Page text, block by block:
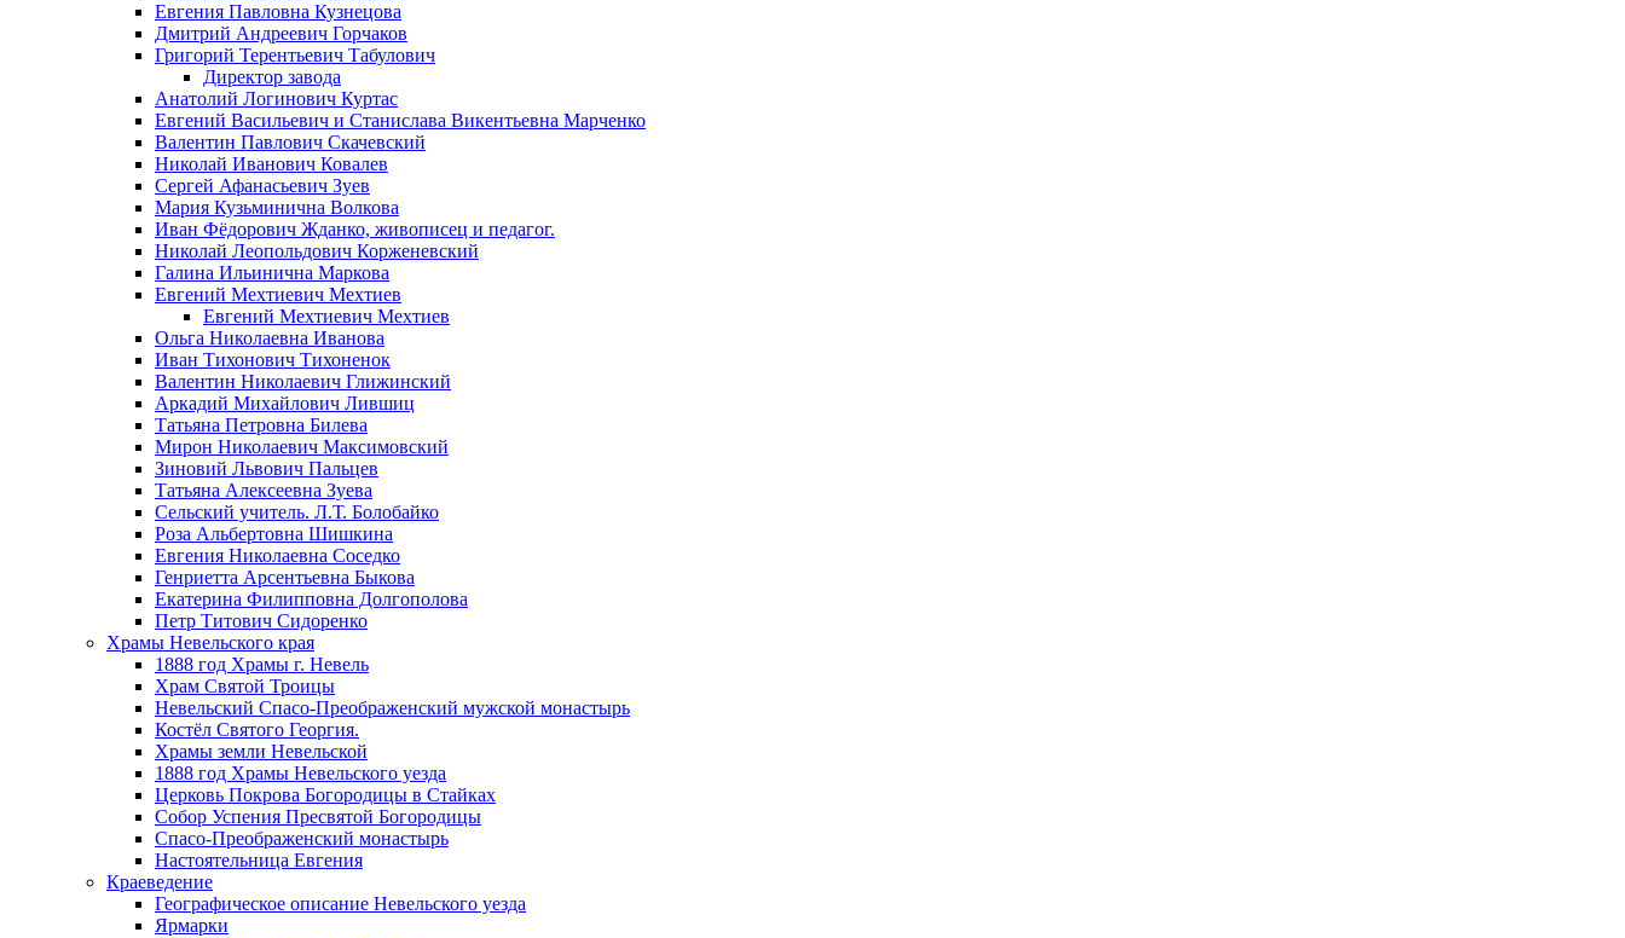
Евгения Павловна Кузнецова
Дмитрий Андреевич Горчаков
Григорий Терентьевич Табулович
Директор завода
Анатолий Логинович Куртас
Евгений Васильевич и Станислава Викентьевна Марченко
Валентин Павлович Скачевский
Николай Иванович Ковалев
Сергей Афанасьевич Зуев
Мария Кузьминична Волкова
Иван Фёдорович Жданко, живописец и педагог.
Николай Леопольдович Корженевский
Галина Ильинична Маркова
Евгений Мехтиевич Мехтиев
Евгений Мехтиевич Мехтиев
Ольга Николаевна Иванова
Иван Тихонович Тихоненок
Валентин Николаевич Глижинский
Аркадий Михайлович Лившиц
Татьяна Петровна Билева
Мирон Николаевич Максимовский
Зиновий Львович Пальцев
Татьяна Алексеевна Зуева
Сельский учитель. Л.Т. Болобайко
Роза Альбертовна Шишкина
Евгения Николаевна Соседко
Генриетта Арсентьевна Быкова
Екатерина Филипповна Долгополова
Петр Титович Сидоренко
Храмы Невельского края
1888 год Храмы г. Невель
Храм Святой Троицы
Невельский Спасо-Преображенский мужской монастырь
Костёл Святого Георгия.
Храмы земли Невельской
1888 год Храмы Невельского уезда
Церковь Покрова Богородицы в Стайках
Собор Успения Пресвятой Богородицы
Спасо-Преображенский монастырь
Настоятельница Евгения
Краеведение
Географическое описание Невельского уезда
Ярмарки